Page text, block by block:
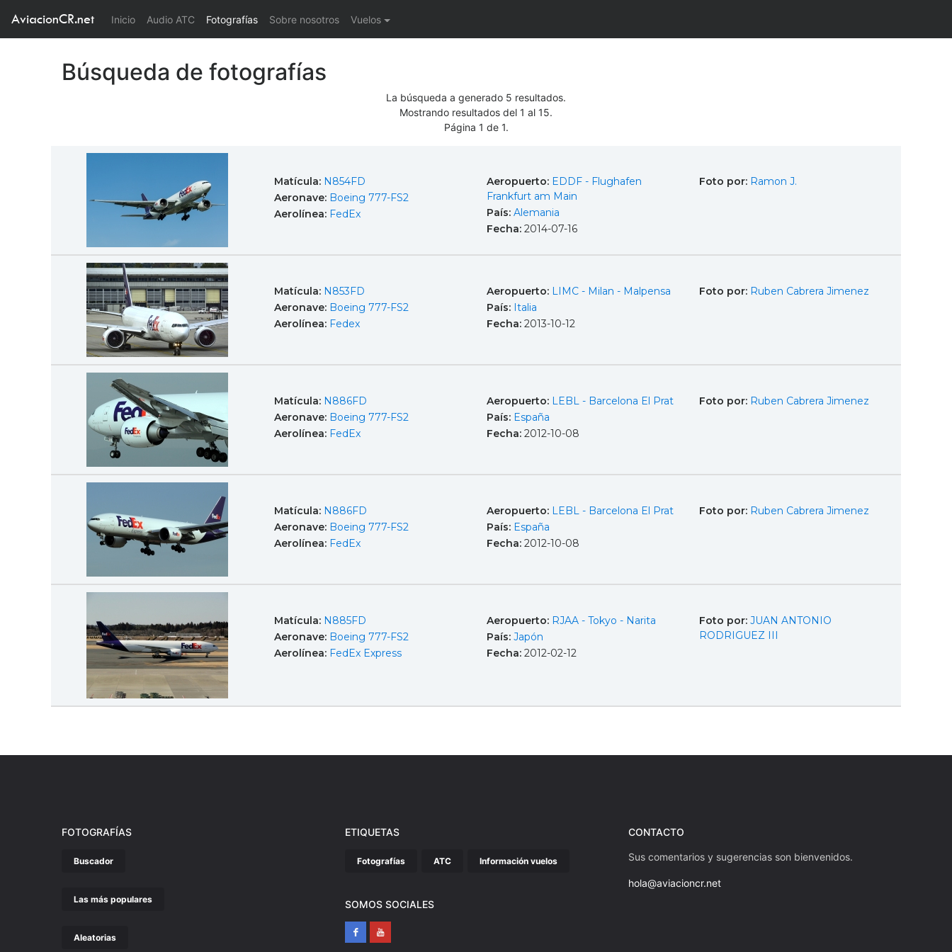
AviacionCR.net Inicio(current)
Audio ATC Fotografías Sobre nosotros Vuelos
Búsqueda de fotografías
La búsqueda a generado 5 resultados.
Mostrando resultados del 1 al 15.
Página 1 de 1.
Matícula: N854FD
Aeronave: Boeing 777-FS2
Aerolínea: FedEx
Aeropuerto: EDDF - Flughafen
Frankfurt am Main
País: Alemania
Fecha: 2014-07-16
Foto por: Ramon J.
Matícula: N853FD
Aeronave: Boeing 777-FS2
Aerolínea: Fedex
Aeropuerto: LIMC - Milan - Malpensa
País: Italia
Fecha: 2013-10-12
Foto por: Ruben Cabrera Jimenez
Matícula: N886FD
Aeronave: Boeing 777-FS2
Aerolínea: FedEx
Aeropuerto: LEBL - Barcelona El Prat
País: España
Fecha: 2012-10-08
Foto por: Ruben Cabrera Jimenez
Matícula: N886FD
Aeronave: Boeing 777-FS2
Aerolínea: FedEx
Aeropuerto: LEBL - Barcelona El Prat
País: España
Fecha: 2012-10-08
Foto por: Ruben Cabrera Jimenez
Matícula: N885FD
Aeronave: Boeing 777-FS2
Aerolínea: FedEx Express
Aeropuerto: RJAA - Tokyo - Narita
País: Japón
Fecha: 2012-02-12
Foto por: JUAN ANTONIO
RODRIGUEZ III
FOTOGRAFÍAS
Buscador
Las más populares
Aleatorias
ETIQUETAS
Fotografías ATC Información vuelos
SOMOS SOCIALES
CONTACTO
Sus comentarios y sugerencias son bienvenidos.
hola@aviacioncr.net